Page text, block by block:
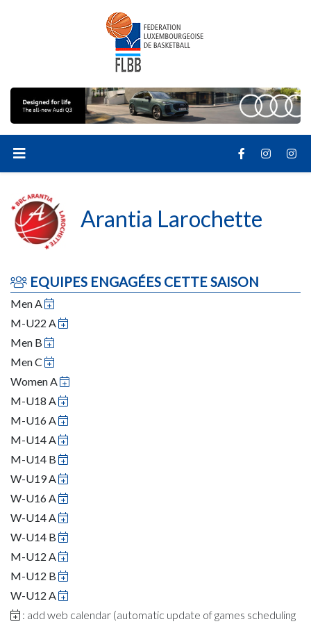
Arantia Larochette
EQUIPES ENGAGÉES CETTE SAISON
Men A
M-U22 A
Men B
Men C
Women A
M-U18 A
M-U16 A
M-U14 A
M-U14 B
W-U19 A
W-U16 A
W-U14 A
W-U14 B
M-U12 A
M-U12 B
W-U12 A
: add web calendar (automatic update of games scheduling